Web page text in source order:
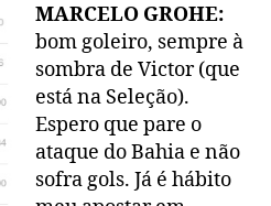
MARCELO GROHE:
bom goleiro, sempre à
sombra de Victor (que
está na Seleção).
Espero que pare o
ataque do Bahia e não
sofra gols. Já é hábito